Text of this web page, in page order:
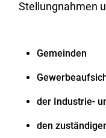
Stellungnahmen
Gemeinden
der Industrie-
den